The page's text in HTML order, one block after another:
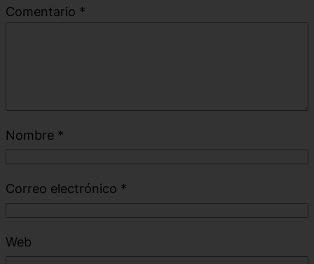
Comentario *
Nombre *
Correo electrónico *
Web